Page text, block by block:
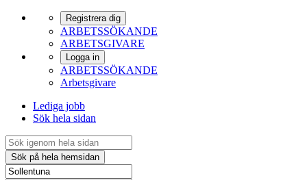
Registrera dig
ARBETSSÖKANDE
ARBETSGIVARE
Logga in
ARBETSSÖKANDE
Arbetsgivare
Lediga jobb
Sök hela sidan